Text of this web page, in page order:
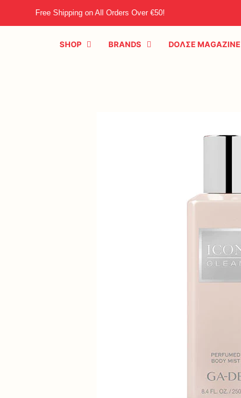
Free Shipping on All Orders Over €50!
SHOP BRANDS DOΛΣE MAGAZINE